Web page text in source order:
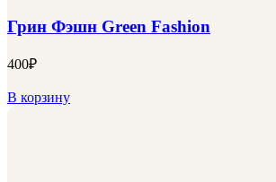
Грин Фэшн Green Fashion
400₽
В корзину